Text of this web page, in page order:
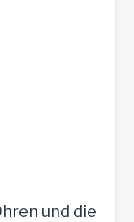
und die